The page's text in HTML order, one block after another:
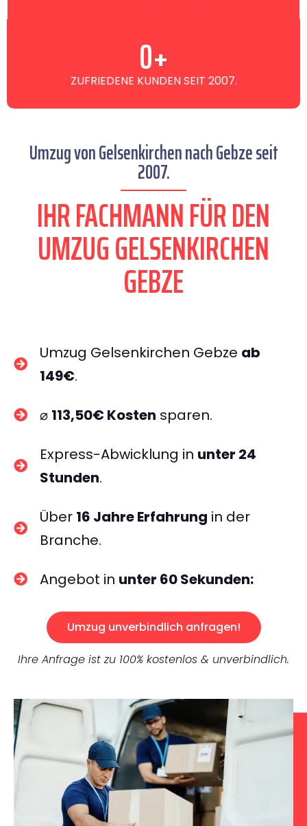
ZUFRIEDENE KUNDEN SEIT 2007.
0+
Umzug von Gelsenkirchen nach Gebze seit
2007.
IHR FACHMANN FÜR DEN
UMZUG GELSENKIRCHEN
GEBZE
Umzug Gelsenkirchen Gebze ab
149€.
⌀ 113,50€ Kosten sparen.
Express-Abwicklung in unter 24
Stunden.
Über 16 Jahre Erfahrung in der
Branche.
Angebot in unter 60 Sekunden:
Umzug unverbindlich anfragen!
Ihre Anfrage ist zu 100% kostenlos & unverbindlich.